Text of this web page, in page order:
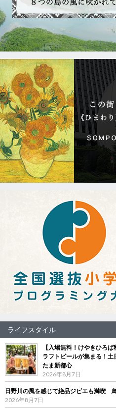
ライフスタイル
【入場無料！けやきひろ
ラフトビールが集まる！
たま新都心
2026年8月7日
日野川の風を感じて絶品ジビエも満喫
2026年8月7日